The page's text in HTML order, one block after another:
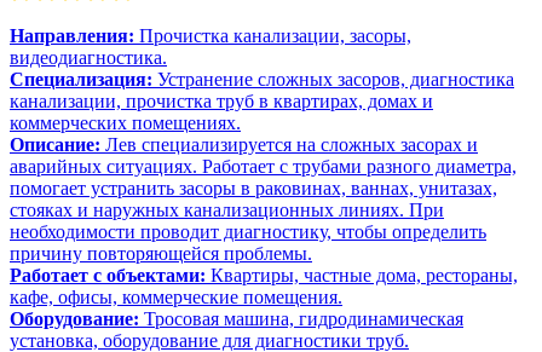
Направления: Прочистка канализации, засоры,
видеодиагностика.
Специализация: Устранение сложных засоров, диагностика
канализации, прочистка труб в квартирах, домах и
коммерческих помещениях.
Описание: Лев специализируется на сложных засорах и
аварийных ситуациях. Работает с трубами разного диаметра,
помогает устранить засоры в раковинах, ваннах, унитазах,
стояках и наружных канализационных линиях. При
необходимости проводит диагностику, чтобы определить
причину повторяющейся проблемы.
Работает с объектами: Квартиры, частные дома, рестораны,
кафе, офисы, коммерческие помещения.
Оборудование: Тросовая машина, гидродинамическая
установка, оборудование для диагностики труб.